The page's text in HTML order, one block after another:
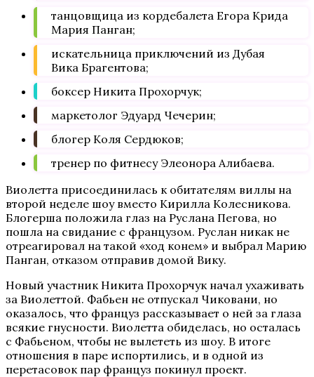
танцовщица из кордебалета Егора Крида
Мария Панган;
искательница приключений из Дубая
Вика Брагентова;
боксер Никита Прохорчук;
маркетолог Эдуард Чечерин;
блогер Коля Сердюков;
тренер по фитнесу Элеонора Алибаева.
Виолетта присоединилась к обитателям виллы на
второй неделе шоу вместо Кирилла Колесникова.
Блогерша положила глаз на Руслана Пегова, но
пошла на свидание с французом. Руслан никак не
отреагировал на такой «ход конем» и выбрал Марию
Панган, отказом отправив домой Вику.
Новый участник Никита Прохорчук начал ухаживать
за Виолеттой. Фабьен не отпускал Чиковани, но
оказалось, что француз рассказывает о ней за глаза
всякие гнусности. Виолетта обиделась, но осталась
с Фабьеном, чтобы не вылететь из шоу. В итоге
отношения в паре испортились, и в одной из
перетасовок пар француз покинул проект.